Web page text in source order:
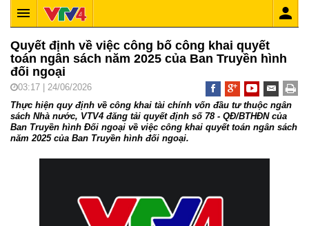
Quyết định về việc công bố công khai quyết
toán ngân sách năm 2025 của Ban Truyền hình
đối ngoại
03:17 | 24/06/2026
Thực hiện quy định về công khai tài chính vốn đầu tư thuộc ngân
sách Nhà nước, VTV4 đăng tải quyết định số 78 - QĐ/BTHĐN của
Ban Truyền hình Đối ngoại về việc công khai quyết toán ngân sách
năm 2025 của Ban Truyền hình đối ngoại.